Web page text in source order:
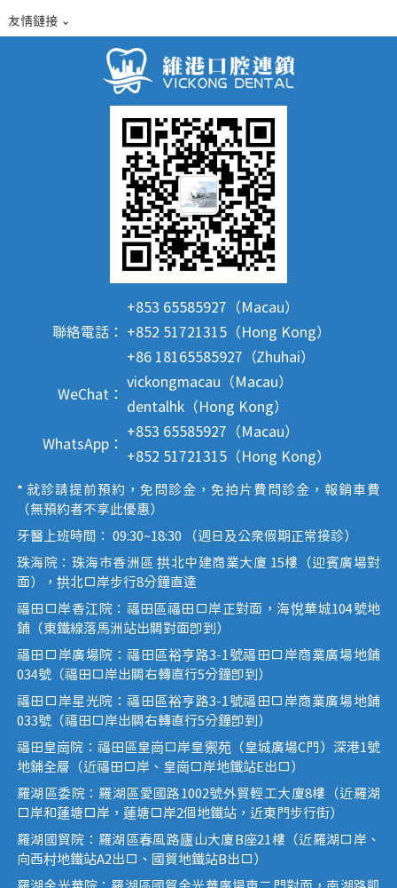
友情鏈接
聯絡電話：
+853 65585927（Macau）
+852 51721315（Hong Kong）
+86 18165585927（Zhuhai）
WeChat：
vickongmacau（Macau）
dentalhk（Hong Kong）
WhatsApp：
+853 65585927（Macau）
+852 51721315（Hong Kong）
* 就診請提前預約，免問診金，免拍片費問診金，報銷車費
（無預約者不享此優惠）
牙醫上班時間： 09:30~18:30 （週日及公眾假期正常接診）
珠海院：珠海市香洲區 拱北中建商業大廈 15樓（迎賓廣場對
面），拱北口岸步行8分鐘直達
福田口岸香江院：福田區福田口岸正對面，海悅華城104號地
鋪（東鐵線落馬洲站出關對面即到）
福田口岸廣場院：福田區裕亨路3-1號福田口岸商業廣場地鋪
034號（福田口岸出關右轉直行5分鐘即到）
福田口岸星光院：福田區裕亨路3-1號福田口岸商業廣場地鋪
033號（福田口岸出關右轉直行5分鐘即到）
福田皇崗院：福田區皇崗口岸皇禦苑（皇城廣場C門）深港1號
地鋪全層（近福田口岸、皇崗口岸地鐵站E出口）
羅湖區委院：羅湖區愛國路1002號外貿輕工大廈8樓（近羅湖
口岸和蓮塘口岸，蓮塘口岸2個地鐵站，近東門步行街）
羅湖國貿院：羅湖區春風路廬山大廈B座21樓（近羅湖口岸、
向西村地鐵站A2出口、國貿地鐵站B出口）